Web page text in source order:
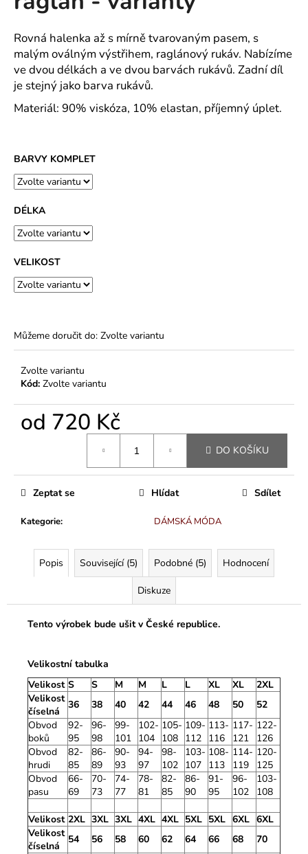
z
hvězdiček.
Rovná halenka až s mírně tvarovaným pasem, s
malým oválným výstřihem, raglánový rukáv. Nabízíme
ve dvou délkách a ve dvou barvách rukávů. Zadní díl
je stejný jako barva rukávů.
Materiál: 90% viskóza, 10% elastan, příjemný úplet.
BARVY KOMPLET
DÉLKA
VELIKOST
Můžeme doručit do: Zvolte variantu
Zvolte variantu
Kód: Zvolte variantu
od 720 Kč
DO KOŠÍKU
Kategorie: DÁMSKÁ MÓDA
Zeptat se Hlídat Sdílet
Popis Související (5) Podobné (5) Hodnocení
Diskuze
Tento výrobek bude ušit v České republice.
Velikostní tabulka
Velikost S S M M L L XL XL
2XL
Velikost
číselná
36 38 40 42 44 46 48 50
52
Obvod
boků
92-
95
96-
98
99-
101
102-
104
105-
108
109-
112
113-
116
117-
121
122-
126
Obvod
hrudi
82-
85
86-
89
90-
93
94-
97
98-
102
103-
107
108-
113
114-
119
120-
125
Obvod
pasu
66-
69
70-
73
74-
77
78-
81
82-
85
86-
90
91-
95
96-
102
103-
108
Velikost 2XL 3XL 3XL 4XL 4XL 5XL 5XL 6XL 6XL
Velikost
číselná
54 56 58 60 62 64 66 68
70
j
e
m
e
ROVNÝ
-
VARIANTY
DÉLEK
1
200
Kč